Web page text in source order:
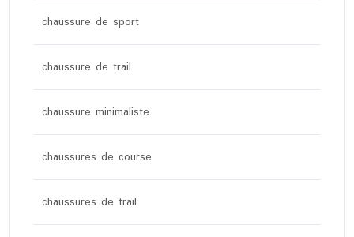
chaussure de sport
chaussure de trail
chaussure minimaliste
chaussures de course
chaussures de trail